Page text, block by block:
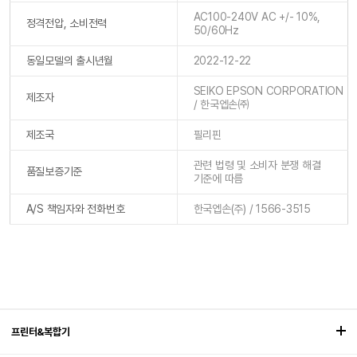
정격전압, 소비전력
AC100-240V AC +/- 10%,
50/60Hz
동일모델의 출시년월 2022-12-22
제조자
SEIKO EPSON CORPORATION
/ 한국엡손㈜
제조국 필리핀
품질보증기준
관련 법령 및 소비자 분쟁 해결
기준에 따름
A/S 책임자와 전화번호 한국엡손(주) / 1566-3515
프린터&복합기